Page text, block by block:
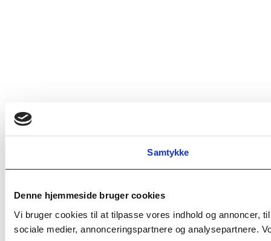
Samtykke
Denne hjemmeside bruger cookies
Vi bruger cookies til at tilpasse vores indhold og annoncer,
sociale medier, annonceringspartnere og analysepartnere.